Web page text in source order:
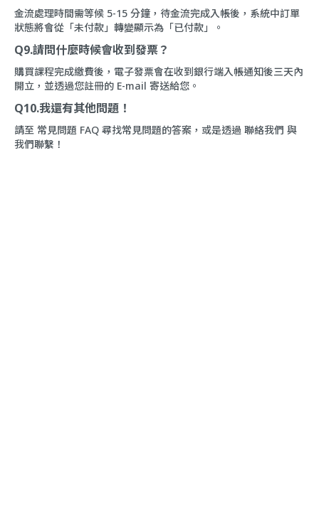
金流處理時間需等候 5-15 分鐘，待金流完成入帳後，系統中訂單
狀態將會從「未付款」轉變顯示為「已付款」。
Q9.請問什麼時候會收到發票？
購買課程完成繳費後，電子發票會在收到銀行端入帳通知後三天內
開立，並透過您註冊的 E-mail 寄送給您。
Q10.我還有其他問題！
請至 常見問題 FAQ 尋找常見問題的答案，或是透過 聯絡我們 與
我們聯繫！